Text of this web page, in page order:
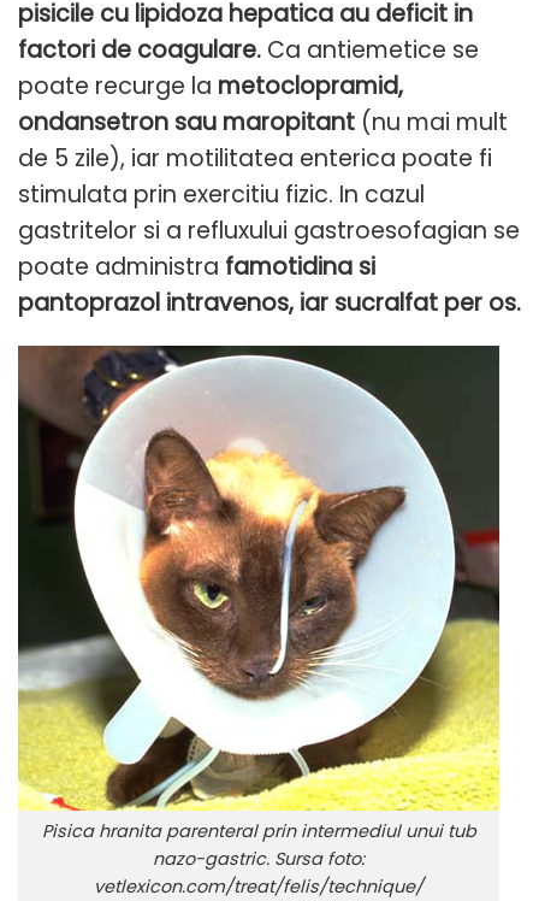
pisicile cu lipidoza hepatica au deficit in
factori de coagulare. Ca antiemetice se
poate recurge la metoclopramid,
ondansetron sau maropitant (nu mai mult
de 5 zile), iar motilitatea enterica poate fi
stimulata prin exercitiu fizic. In cazul
gastritelor si a refluxului gastroesofagian se
poate administra famotidina si
pantoprazol intravenos, iar sucralfat per os.
Pisica hranita parenteral prin intermediul unui tub
nazo-gastric. Sursa foto:
vetlexicon.com/treat/felis/technique/